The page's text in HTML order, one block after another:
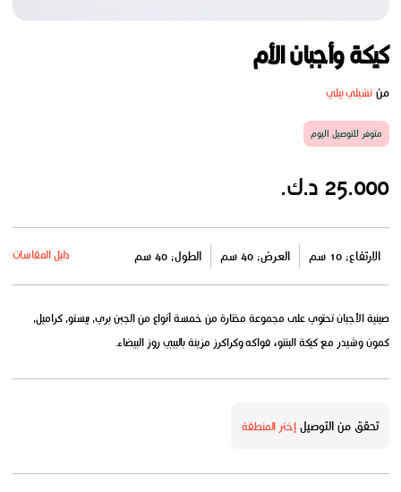
كيكة وأجبان الأم
منتشيلي بيلي
متوفر للتوصيل اليوم
25.000 د.ك.
الارتفاع: 10 سم العرض: 40 سم الطول: 40 سم دليل المقاسات
صينية الأجبان تحتوي على مجموعة مختارة من خمسة أنواع من الجبن بري, بيستو, كراميل,
كمون وشيدر مع كيكة البنتو، فواكه وكراكرز مزينة بالبيبي روز البيضاء.
تحقق من التوصيلإختر المنطقة